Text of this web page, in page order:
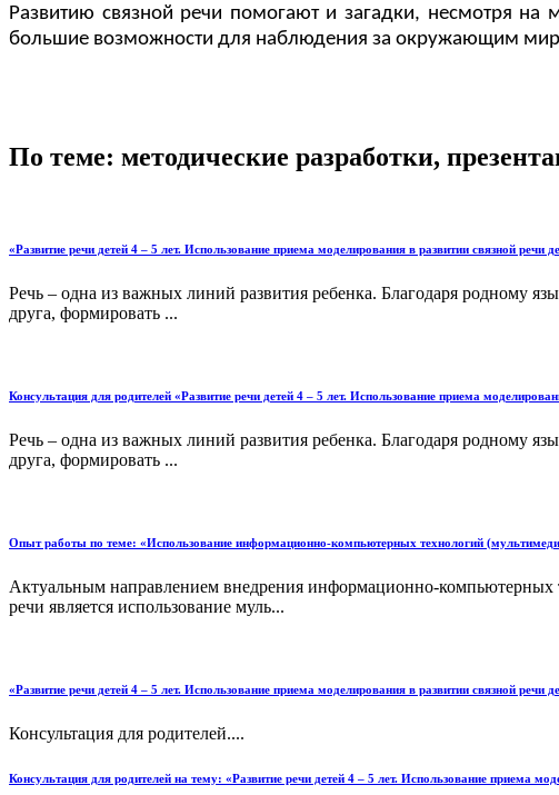
Развитию связной речи помогают и загадки, несмотря
большие возможности для наблюдения за окружающим
По теме: методические разработки,
«Развитие речи детей 4 – 5 лет. Использование приема моделирования в развитии связной речи
Речь – одна из важных линий развития ребенка. Благодаря родному
друга, формировать ...
Консультация для родителей «Развитие речи детей 4 – 5 лет. Использование приема
Речь – одна из важных линий развития ребенка. Благодаря родному
друга, формировать ...
Опыт работы по теме: «Использование информационно-компьютерных технологий
Актуальным направлением внедрения информационно-компьютерных
речи является использование муль...
«Развитие речи детей 4 – 5 лет. Использование приема моделирования в развитии связной речи
Консультация для родителей....
Консультация для родителей на тему: «Развитие речи детей 4 – 5 лет. Использование приема